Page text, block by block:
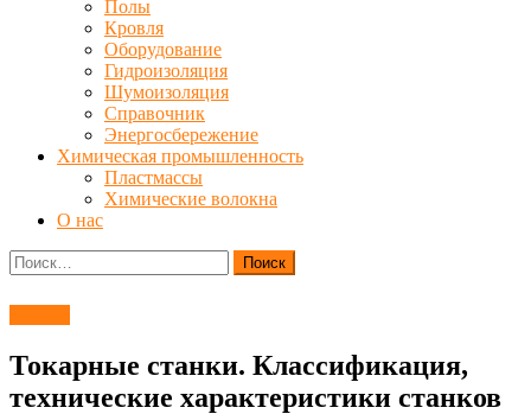
Полы
Кровля
Оборудование
Гидроизоляция
Шумоизоляция
Справочник
Энергосбережение
Химическая промышленность
Пластмассы
Химические волокна
О нас
Найти:
Токарные станки. Классификация,
технические характеристики станков